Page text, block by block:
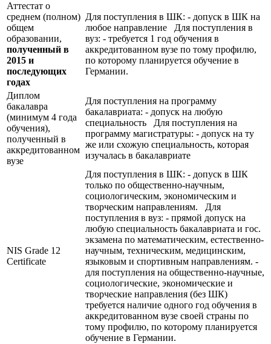
Аттестат о
среднем (полном)
общем
образовании,
полученный в
2015 и
последующих
годах
Для поступления в ШК: - допуск в ШК на
любое направление Для поступления в
вуз: - требуется 1 год обучения в
аккредитованном вузе по тому профилю,
по которому планируется обучение в
Германии.
Диплом
бакалавра
(минимум 4 года
обучения),
полученный в
аккредитованном
вузе
Для поступления на программу
бакалавриата: - допуск на любую
специальность Для поступления на
программу магистратуры: - допуск на ту
же или схожую специальность, которая
изучалась в бакалавриате
NIS Grade 12
Certificate
Для поступления в ШК: - допуск в ШК
только по общественно-научным,
социологическим, экономическим и
творческим направлениям. Для
поступления в вуз: - прямой допуск на
любую специальность бакалавриата и гос.
экзамена по математическим, естественно-
научным, техническим, медицинским,
языковым и спортивным направлениям. -
для поступления на общественно-научные,
социологические, экономические и
творческие направления (без ШК)
требуется наличие одного год обучения в
аккредитованном вузе своей страны по
тому профилю, по которому планируется
обучение в Германии.